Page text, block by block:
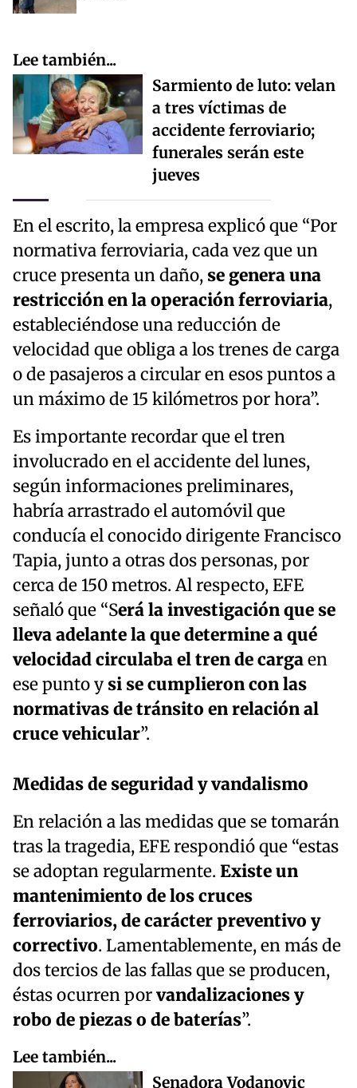
Lee también...
Sarmiento de luto: velan
a tres víctimas de
accidente ferroviario;
funerales serán este
jueves
En el escrito, la empresa explicó que “Por
normativa ferroviaria, cada vez que un
cruce presenta un daño, se genera una
restricción en la operación ferroviaria,
estableciéndose una reducción de
velocidad que obliga a los trenes de carga
o de pasajeros a circular en esos puntos a
un máximo de 15 kilómetros por hora”.
Es importante recordar que el tren
involucrado en el accidente del lunes,
según informaciones preliminares,
habría arrastrado el automóvil que
conducía el conocido dirigente Francisco
Tapia, junto a otras dos personas, por
cerca de 150 metros. Al respecto, EFE
señaló que “Será la investigación que se
lleva adelante la que determine a qué
velocidad circulaba el tren de cargaen
ese punto y si se cumplieron con las
normativas de tránsito en relación al
cruce vehicular”.
Medidas de seguridad y vandalismo
En relación a las medidas que se tomarán
tras la tragedia, EFE respondió que “estas
se adoptan regularmente. Existe un
mantenimiento de los cruces
ferroviarios, de carácter preventivo y
correctivo. Lamentablemente, en más de
dos tercios de las fallas que se producen,
éstas ocurren porvandalizaciones y
robo de piezas o de baterías”.
Lee también...
Senadora Vodanovic